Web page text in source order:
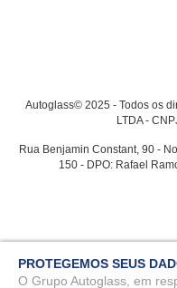
Autoglass© 2025 - Todos os
LTDA -
Rua Benjamin Constant, 90 -
150 - DPO: Rafael
PROTEGEMOS SEUS
O Grupo Autoglass, em